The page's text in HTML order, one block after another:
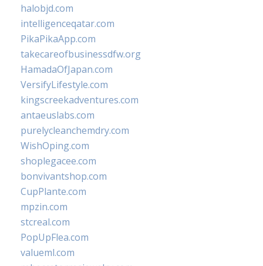
halobjd.com
intelligenceqatar.com
PikaPikaApp.com
takecareofbusinessdfw.org
HamadaOfJapan.com
VersifyLifestyle.com
kingscreekadventures.com
antaeuslabs.com
purelycleanchemdry.com
WishOping.com
shoplegacee.com
bonvivantshop.com
CupPlante.com
mpzin.com
stcreal.com
PopUpFlea.com
valueml.com